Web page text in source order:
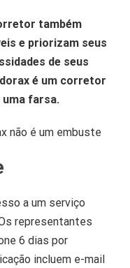
também
​​e priorizam seus
de seus
é um corretor
uma farsa.
não é um embuste
a um serviço
representantes
6 dias por
incluem e-mail